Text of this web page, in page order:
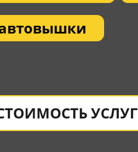
УСЛУГ